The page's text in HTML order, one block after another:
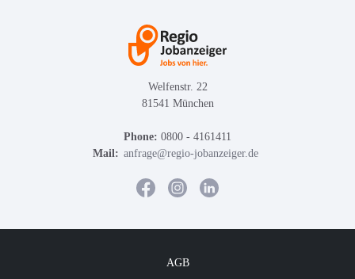
Welfenstr. 22
81541 München
Phone: 0800 - 4161411
Mail: anfrage@regio-jobanzeiger.de
AGB